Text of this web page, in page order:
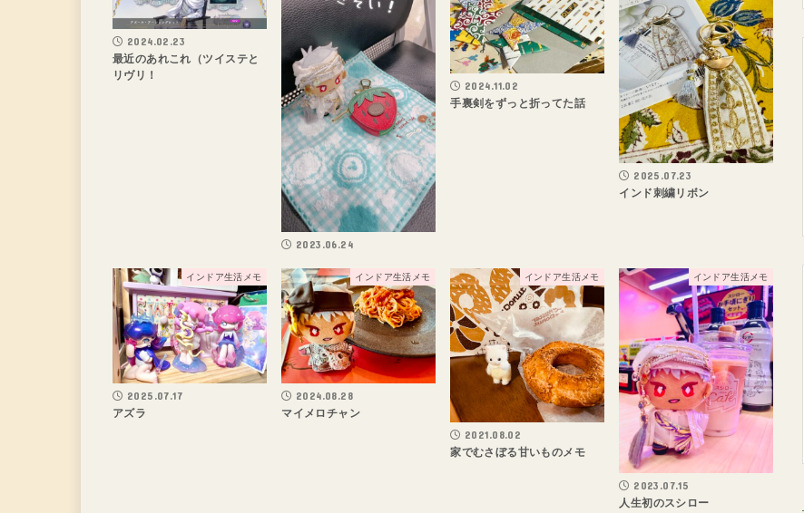
2024.02.23
最近のあれこれ（ツイステと
リヴリ！
2023.06.24
2024.11.02
手裏剣をずっと折ってた話
2025.07.23
インド刺繍リボン
インドア生活メモ
2025.07.17
アズラ
インドア生活メモ
2024.08.28
マイメロチャン
インドア生活メモ
2021.08.02
家でむさぼる甘いものメモ
インドア生活メモ
2023.07.15
人生初のスシロー